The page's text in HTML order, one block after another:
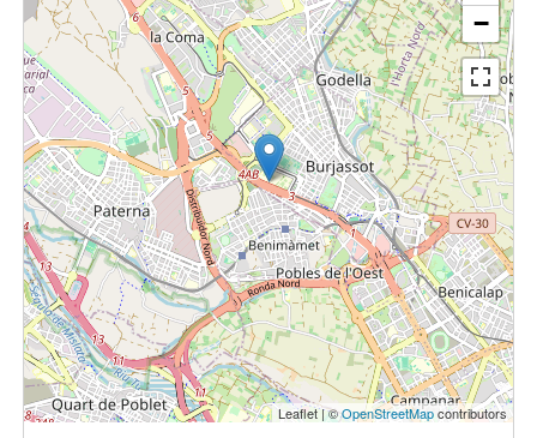
−
Leaflet | ©OpenStreetMapcontributors